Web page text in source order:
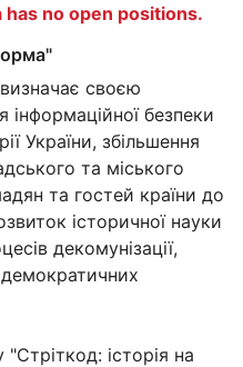
no open positions.
своєю
безпеки
України, збільшення
та міського
та гостей країни до
історичної науки
декомунізації,
демократичних
історія на